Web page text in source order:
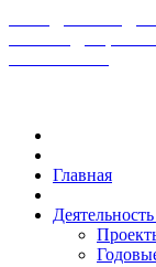
Главная